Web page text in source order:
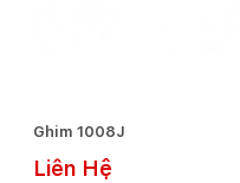
Ghim 1008J
Liên Hệ